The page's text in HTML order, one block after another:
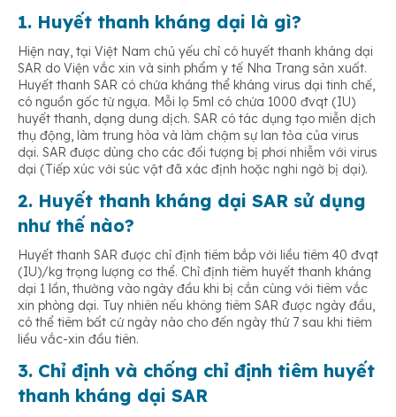
1. Huyết thanh kháng dại là gì?
Hiện nay, tại Việt Nam chủ yếu chỉ có huyết thanh kháng dại
SAR do Viện vắc xin và sinh phẩm y tế Nha Trang sản xuất.
Huyết thanh SAR có chứa kháng thể kháng virus dại tinh chế,
có nguồn gốc từ ngựa. Mỗi lọ 5ml có chứa 1000 đvqt (IU)
huyết thanh, dạng dung dịch. SAR có tác dụng tạo miễn dịch
thụ động, làm trung hòa và làm chậm sự lan tỏa của virus
dại. SAR được dùng cho các đối tượng bị phơi nhiễm với virus
dại (Tiếp xúc với súc vật đã xác định hoặc nghi ngờ bị dại).
2. Huyết thanh kháng dại SAR sử dụng
như thế nào?
Huyết thanh SAR được chỉ định tiêm bắp với liều tiêm 40 đvqt
(IU)/kg trọng lượng cơ thể. Chỉ định tiêm huyết thanh kháng
dại 1 lần, thường vào ngày đầu khi bị cắn cùng với tiêm vắc
xin phòng dại. Tuy nhiên nếu không tiêm SAR được ngày đầu,
có thể tiêm bất cứ ngày nào cho đến ngày thứ 7 sau khi tiêm
liều vắc-xin đầu tiên.
3. Chỉ định và chống chỉ định tiêm huyết
thanh kháng dại SAR